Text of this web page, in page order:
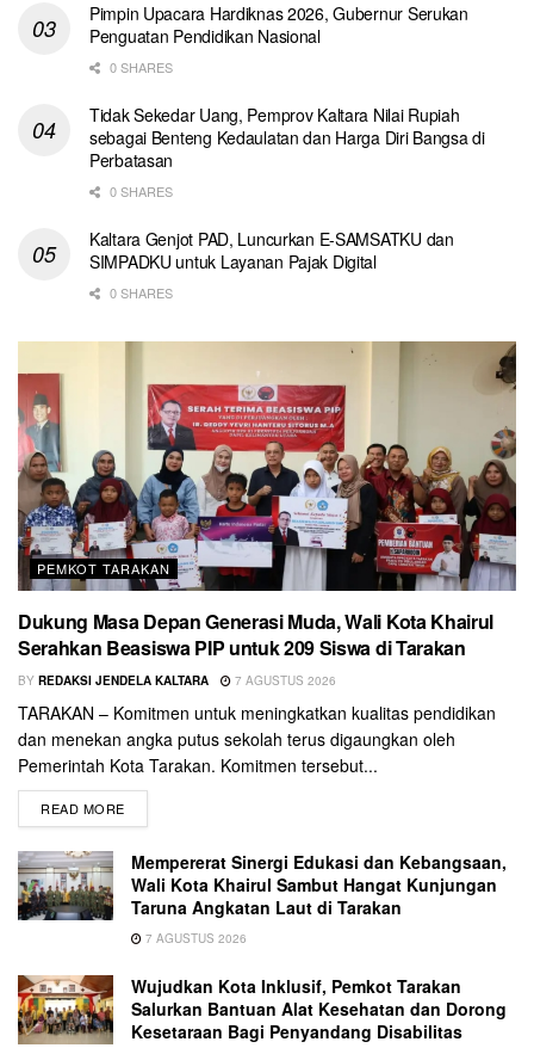
Pimpin Upacara Hardiknas 2026, Gubernur Serukan
Penguatan Pendidikan Nasional
0 SHARES
Tidak Sekedar Uang, Pemprov Kaltara Nilai Rupiah
sebagai Benteng Kedaulatan dan Harga Diri Bangsa di
Perbatasan
0 SHARES
Kaltara Genjot PAD, Luncurkan E-SAMSATKU dan
SIMPADKU untuk Layanan Pajak Digital
0 SHARES
PEMKOT TARAKAN
Dukung Masa Depan Generasi Muda, Wali Kota Khairul
Serahkan Beasiswa PIP untuk 209 Siswa di Tarakan
BY REDAKSI JENDELA KALTARA 7 AGUSTUS 2026
TARAKAN – Komitmen untuk meningkatkan kualitas pendidikan
dan menekan angka putus sekolah terus digaungkan oleh
Pemerintah Kota Tarakan. Komitmen tersebut...
READ MORE
Mempererat Sinergi Edukasi dan Kebangsaan,
Wali Kota Khairul Sambut Hangat Kunjungan
Taruna Angkatan Laut di Tarakan
7 AGUSTUS 2026
Wujudkan Kota Inklusif, Pemkot Tarakan
Salurkan Bantuan Alat Kesehatan dan Dorong
Kesetaraan Bagi Penyandang Disabilitas